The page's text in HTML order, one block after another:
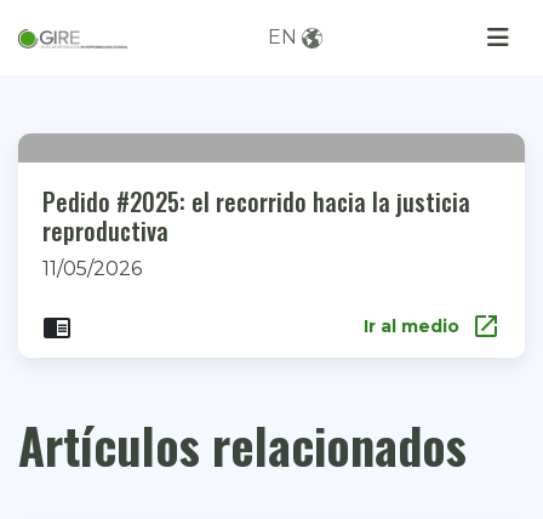
EN
Pedido #2025: el recorrido hacia la justicia
reproductiva
11/05/2026
chrome_reader_mode Ir al medio open_in_new
Artículos relacionados